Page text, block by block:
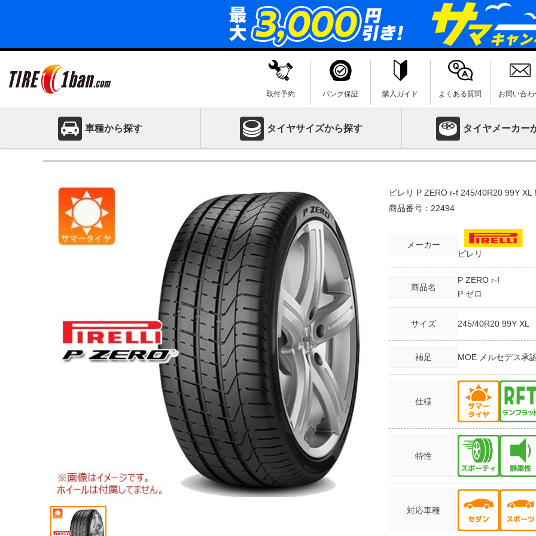
取付予約 パンク保証 購入ガイド よくある質問 お問い合わ
車種から探す タイヤサイズから探す タイヤメーカー
ピレリ P ZERO r-f 245/40R20 99Y
商品番号： 22494
メーカー
ピレリ
商品名
P ZERO r-f
P ゼロ
サイズ 245/40R2099Y XL
補足 MOE メルセデス承
仕様
特性
対応車種